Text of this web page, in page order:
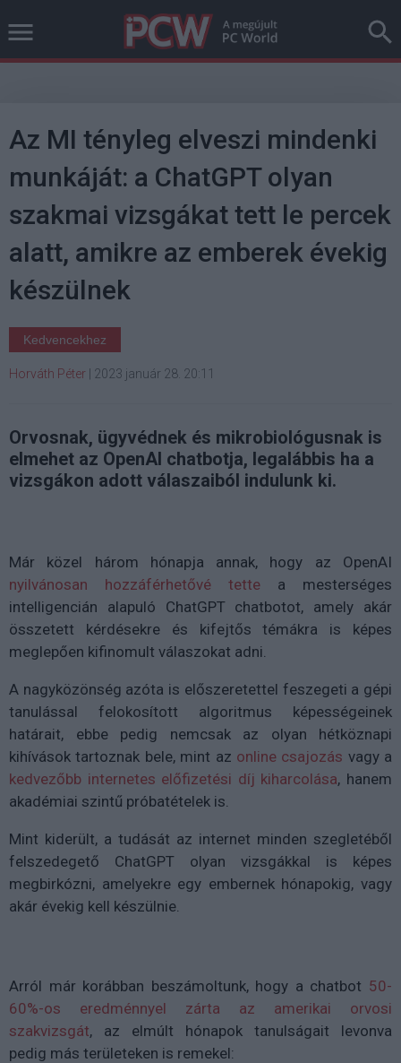
Az MI tényleg elveszi mindenki
munkáját: a ChatGPT olyan
szakmai vizsgákat tett le percek
alatt, amikre az emberek évekig
készülnek
Kedvencekhez
Horváth Péter 2023 január 28. 20:11
Orvosnak, ügyvédnek és mikrobiológusnak is
elmehet az OpenAI chatbotja, legalábbis ha a
vizsgákon adott válaszaiból indulunk ki.
Már közel három hónapja annak, hogy az OpenAI
nyilvánosan hozzáférhetővé tette a mesterséges
intelligencián alapuló ChatGPT chatbotot, amely akár
összetett kérdésekre és kifejtős témákra is képes
meglepően kifinomult válaszokat adni.
A nagyközönség azóta is előszeretettel feszegeti a gépi
tanulással felokosított algoritmus képességeinek
határait, ebbe pedig nemcsak az olyan hétköznapi
kihívások tartoznak bele, mint az online csajozás vagy a
kedvezőbb internetes előfizetési díj kiharcolása, hanem
akadémiai szintű próbatételek is.
Mint kiderült, a tudását az internet minden szegletéből
felszedegető ChatGPT olyan vizsgákkal is képes
megbirkózni, amelyekre egy embernek hónapokig, vagy
akár évekig kell készülnie.
Arról már korábban beszámoltunk, hogy a chatbot 50-
60%-os eredménnyel zárta az amerikai orvosi
szakvizsgát, az elmúlt hónapok tanulságait levonva
pedig más területeken is remekel: